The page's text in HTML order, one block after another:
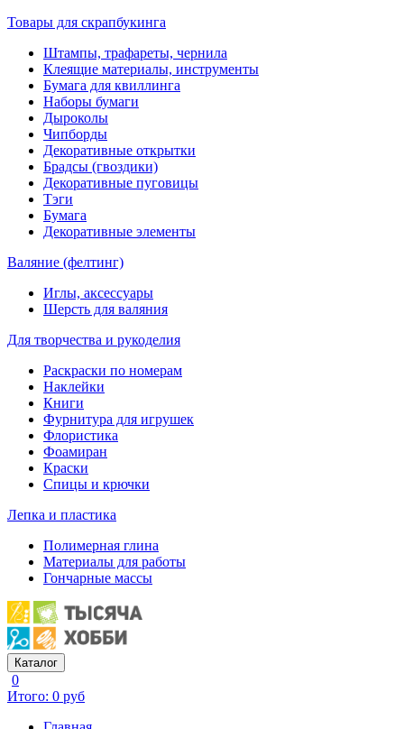
Товары для скрапбукинга
Штампы, трафареты, чернила
Клеящие материалы, инструменты
Бумага для квиллинга
Наборы бумаги
Дыроколы
Чипборды
Декоративные открытки
Брадсы (гвоздики)
Декоративные пуговицы
Тэги
Бумага
Декоративные элементы
Валяние (фелтинг)
Иглы, аксессуары
Шерсть для валяния
Для творчества и рукоделия
Раскраски по номерам
Наклейки
Книги
Фурнитура для игрушек
Флористика
Фоамиран
Краски
Спицы и крючки
Лепка и пластика
Полимерная глина
Материалы для работы
Гончарные массы
Каталог
0
Итого: 0 руб